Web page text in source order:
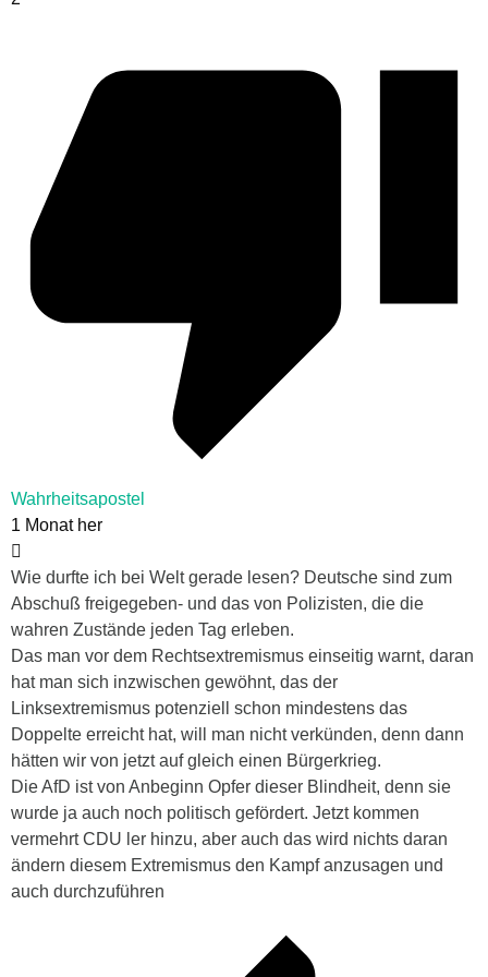
Wahrheitsapostel
1 Monat her
Wie durfte ich bei Welt gerade lesen? Deutsche sind zum
Abschuß freigegeben- und das von Polizisten, die die
wahren Zustände jeden Tag erleben.
Das man vor dem Rechtsextremismus einseitig warnt, daran
hat man sich inzwischen gewöhnt, das der
Linksextremismus potenziell schon mindestens das
Doppelte erreicht hat, will man nicht verkünden, denn dann
hätten wir von jetzt auf gleich einen Bürgerkrieg.
Die AfD ist von Anbeginn Opfer dieser Blindheit, denn sie
wurde ja auch noch politisch gefördert. Jetzt kommen
vermehrt CDU ler hinzu, aber auch das wird nichts daran
ändern diesem Extremismus den Kampf anzusagen und
auch durchzuführen